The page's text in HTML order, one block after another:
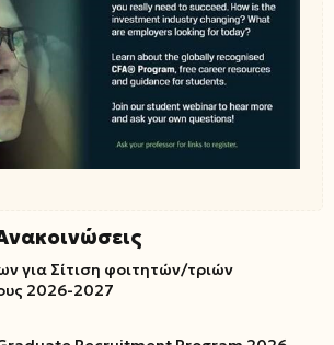
για Σίτιση φοιτητών/τριών
2026-2027